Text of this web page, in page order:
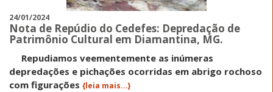
24/01/2024
Nota de Repúdio do Cedefes: Depredação de
Patrimônio Cultural em Diamantina, MG.
Repudiamos veementemente as inúmeras
depredações e pichações ocorridas em abrigo rochoso
com figurações {leia mais...}